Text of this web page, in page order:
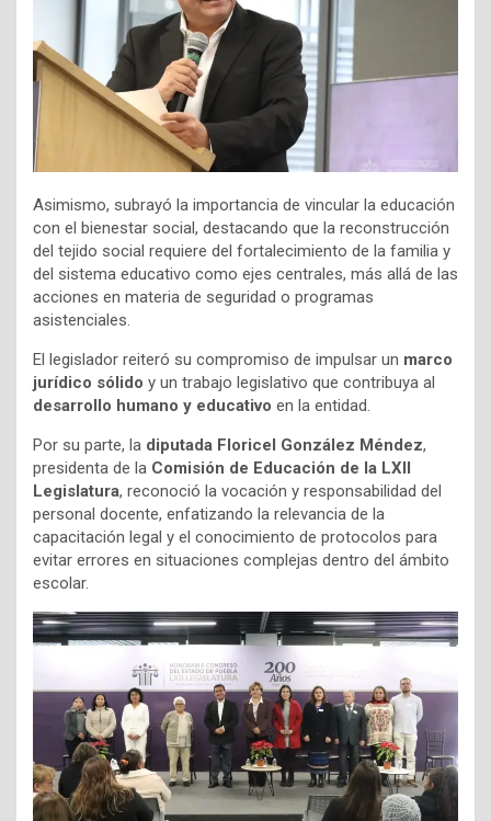
Asimismo, subrayó la importancia de vincular la educación
con el bienestar social, destacando que la reconstrucción
del tejido social requiere del fortalecimiento de la familia y
del sistema educativo como ejes centrales, más allá de las
acciones en materia de seguridad o programas
asistenciales.
El legislador reiteró su compromiso de impulsar un marco
jurídico sólido y un trabajo legislativo que contribuya al
desarrollo humano y educativo en la entidad.
Por su parte, la diputada Floricel González Méndez,
presidenta de la Comisión de Educación de la LXII
Legislatura, reconoció la vocación y responsabilidad del
personal docente, enfatizando la relevancia de la
capacitación legal y el conocimiento de protocolos para
evitar errores en situaciones complejas dentro del ámbito
escolar.